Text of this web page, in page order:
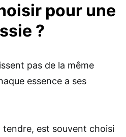
pour une
?
pas de la même
essence a ses
tendre, est souvent choisi